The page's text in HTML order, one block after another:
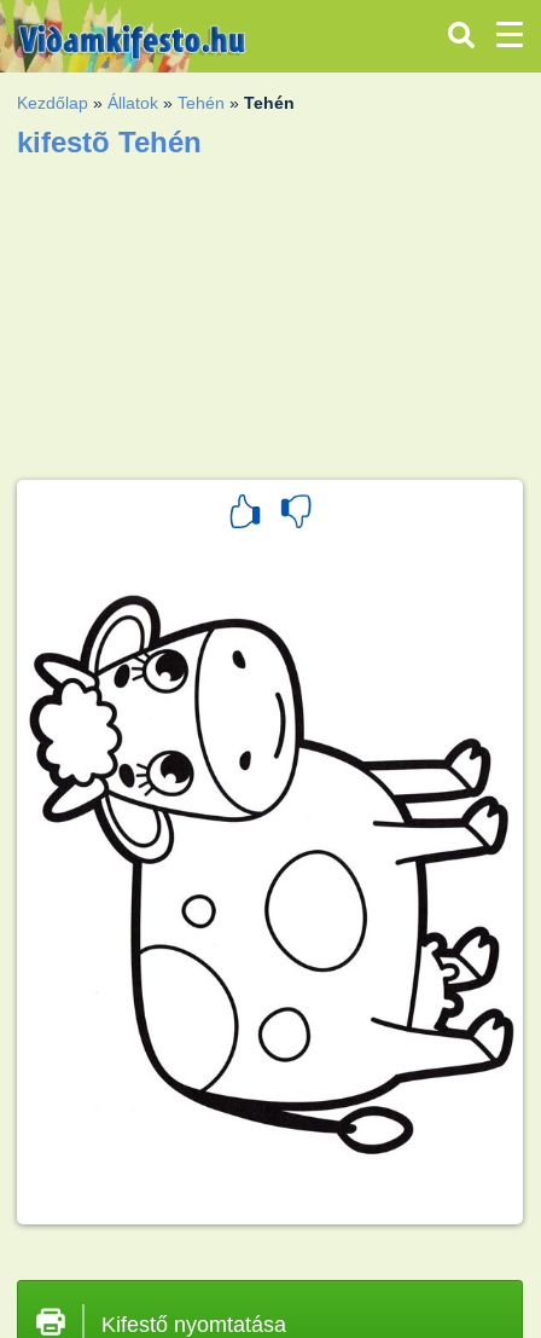
Kezdőlap »Állatok »Tehén »Tehén
kifestõ Tehén
Kifestő nyomtatása